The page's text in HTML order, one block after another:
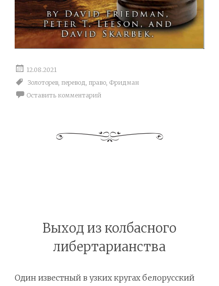
12.08.2021
Золоторев перевод право Фридман
Оставить комментарий
Выход из колбасного
либертарианства
Один известный в узких кругах белорусский